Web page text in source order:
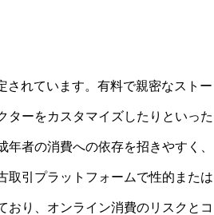
されています。有料で親密なストー
ターをカスタマイズしたりといった
者の消費への依存を招きやすく、
取引プラットフォームで性的または
おり、オンライン消費のリスクとコ